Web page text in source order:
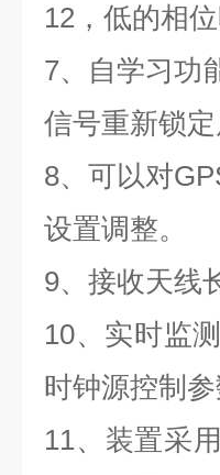
12，低的相位
7、自学习功
信号重新锁定
8、可以对
设置调整。
9、接收天线
10、实时监
时钟源控制参
11、装置采